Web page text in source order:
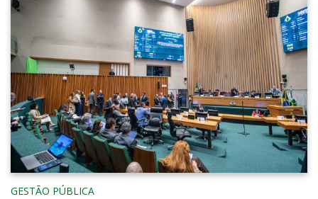
GESTÃO PÚBLICA